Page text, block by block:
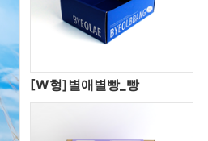
[W형]별애별빵_빵